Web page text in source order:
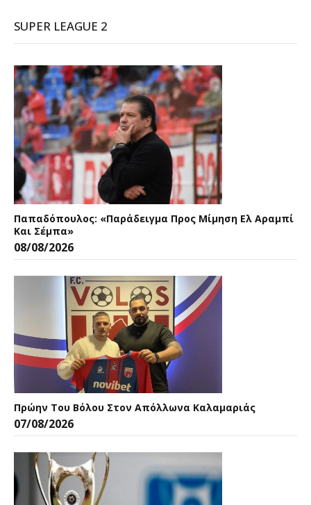
SUPER LEAGUE 2
Παπαδόπουλος: «Παράδειγμα Προς Μίμηση Ελ Αραμπί
Και Σέμπα»
08/08/2026
Πρώην Του Βόλου Στον Απόλλωνα Καλαμαριάς
07/08/2026